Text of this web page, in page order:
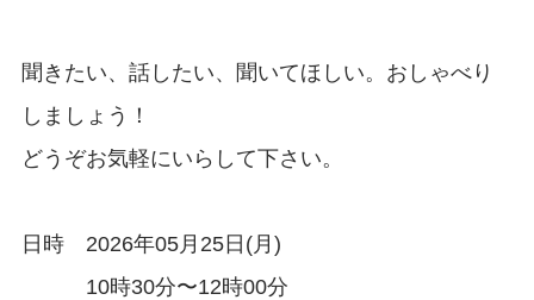
聞きたい、話したい、聞いてほしい。おしゃべり
しましょう！
どうぞお気軽にいらして下さい。
日時 2026年05月25日(月)
10時30分〜12時00分